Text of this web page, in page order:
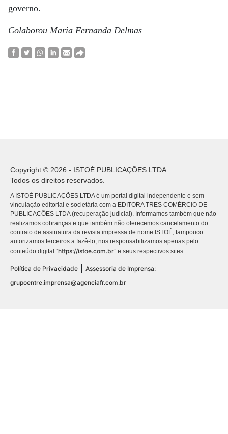
governo.
Colaborou Maria Fernanda Delmas
Copyright © 2026 - ISTOÉ PUBLICAÇÕES LTDA
Todos os direitos reservados.
A ISTOÉ PUBLICAÇÕES LTDA é um portal digital independente e sem
vinculação editorial e societária com a EDITORA TRES COMÉRCIO DE
PUBLICACÕES LTDA (recuperação judicial). Informamos também que não
realizamos cobranças e que também não oferecemos cancelamento do
contrato de assinatura da revista impressa de nome ISTOÉ, tampouco
autorizamos terceiros a fazê-lo, nos responsabilizamos apenas pelo
conteúdo digital “https://istoe.com.br” e seus respectivos sites.
Política de Privacidade
Assessoria de Imprensa:
grupoentre.imprensa@agenciafr.com.br